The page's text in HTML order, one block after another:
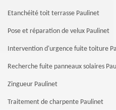
Etanchéité toit terrasse Paulinet
Pose et réparation de velux Paulinet
Intervention d'urgence fuite toiture
Recherche fuite panneaux solaires
Zingueur Paulinet
Traitement de charpente Paulinet